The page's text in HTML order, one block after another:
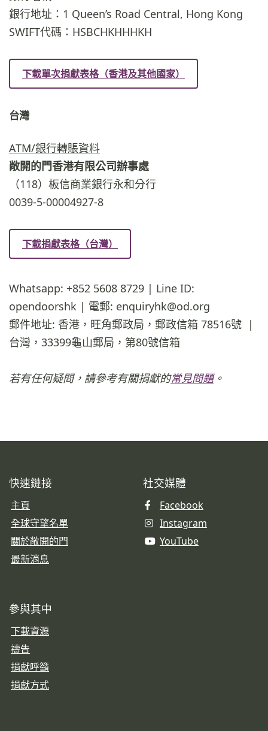
銀行地址：1 Queen’s Road Central, Hong Kong
SWIFT代碼：HSBCHKHHHKH
下載單次捐獻表格（香港及其他國家）
台灣
ATM/銀行轉賬資料
敞開的門香港有限公司辦事處
（118）板信商業銀行永和分行
0039-5-00004927-8
下載捐獻表格（台灣）
Whatsapp: +852 5608 8729 | Line ID:
opendoorshk | 電郵: enquiryhk@od.org
郵件地址: 香港，旺角郵政局，郵政信箱 78516號 |
台灣，33399龜山郵局，第80號信箱
若有任何疑問，請參考有關捐獻的常見問題。
快速鏈接
主頁
全球守望名單
關於敞開的門
最新消息
社交媒體
Facebook
Instagram
YouTube
參與其中
下載資源
禱告
捐獻呼籲
捐獻方式